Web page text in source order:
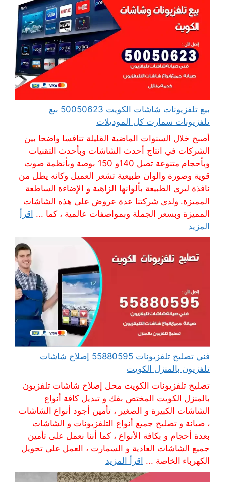
بيع تلفزيونات شاشات الكويت 50050623 بيع
تلفزيونات سمارت كل الموديلات
أصبح خلال السنوات الماضية القليلة تنافسا واضحا بين
الشركات في انتاج أحدث الشاشات وبأحدث التقنيات
وبأحجام متنوعة تصل 140و 150 بوصة وبأنظمة صوت
قوية وصورة والوان طبيعية تشعر العميل وكانه يطل من
نافذة ليرى الطبيعة بألوانها الزاهية و الإضاءة الساطعة
المميزة. ولدى شركتنا عدة عروض على هذه الشاشات
المميزة وبسعر الجملة وبمواصفات عالمية ، كما ... اقرأ
المزيد
فني تصليح تلفزيونات 55880595 إصلاح شاشات
تلفزيون بالمنزل الكويت
تصليح تلفزيونات الكويت محل إصلاح شاشات تلفزيون
بالمنزل الكويت المختص بفك و تبديل كافة أنواع
الشاشات الكبيرة و الصغير ، تأمين أجود أنواع الشاشات
، صيانة و تصليح جميع أنواع التلفزيونات و الشاشات
بعدة أحجام و بكافة الأنواع ، كما أننا نعمل على تأمين
جميع الشاشات العادية و السمارت ، العمل على تحويل
الكهرباء الخاصة ... اقرأ المزيد